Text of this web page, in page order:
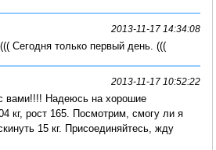
2013-11-17 14:34:08
Сегодня только первый день. (((
2013-11-17 10:52:22
вами!!!! Надеюсь на хорошие
кг, рост 165. Посмотрим, смогу ли я
15 кг. Присоединяйтесь, жду